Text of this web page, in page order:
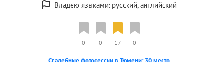
Владею языками: русский, английский
0 0 17 0
Свадебные фотосессии в Тюмени: 30 место